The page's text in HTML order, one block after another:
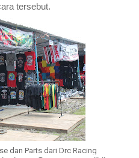
tersebut.
dan Parts dari Drc Racing